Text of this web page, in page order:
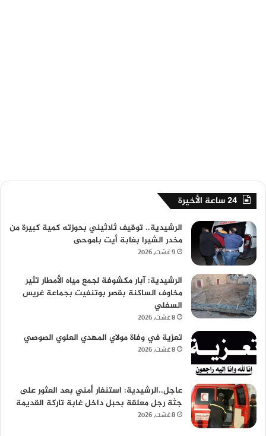
24 ساعة الأخيرة
الرشيدية.. توقيف ثلاثيني بحوزته كمية كبيرة من
مخدر الشيرا بغابة أيت باموحى
9 غشت، 2026
الرشيدية: آبار مكشوفة لجمع مياه الأمطار تثير
مخاوف الساكنة بقصر بوتنفيت بجماعة غريس
السفلي
8 غشت، 2026
تعزية في وفاة مولاي المهدي العلوي الصوصي
8 غشت، 2026
عاجل..الرشيدية: استنفار أمني بعد العثور على
جثة رجل معلقة بحبل داخل غابة تاركة القديمة
8 غشت، 2026